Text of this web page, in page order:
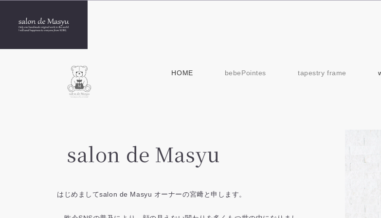
HOME bebePointes tapestry frame
salon de Masyu
はじめましてsalon de Masyu オーナーの宮﨑と申します。